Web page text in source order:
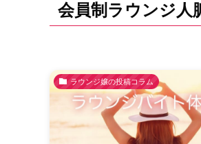
会員制ラウンジ人
ラウンジ嬢の投稿コラム